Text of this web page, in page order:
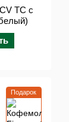
TC с
Подарок